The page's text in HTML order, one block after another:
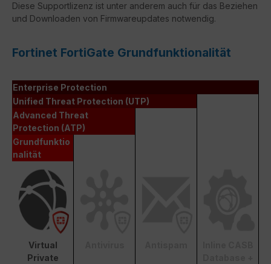
Diese Supportlizenz ist unter anderem auch für das Beziehen
und Downloaden von Firmwareupdates notwendig.
Fortinet FortiGate Grundfunktionalität
Enterprise Protection
Unified Threat Protection (UTP)
Advanced Threat
Protection (ATP)
Grundfunktio
nalität
Virtual
Private